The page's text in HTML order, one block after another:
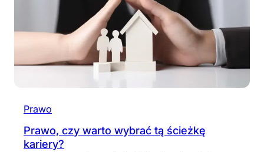
Prawo
Prawo, czy warto wybrać tą ścieżkę
kariery?